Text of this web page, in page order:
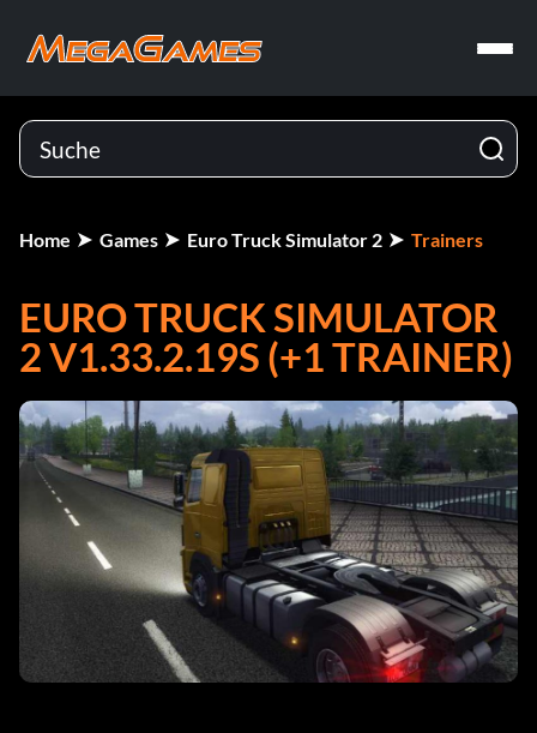
Home Games Euro Truck Simulator 2 Trainers
EURO TRUCK SIMULATOR
2 V1.33.2.19S (+1 TRAINER)